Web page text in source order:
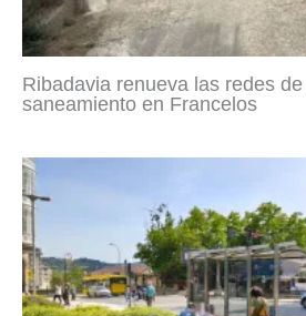
Ribadavia renueva las redes
saneamiento en Francelos